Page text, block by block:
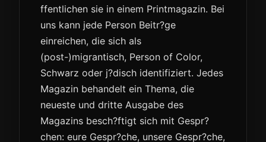
ffentlichen sie in einem Printmagazin. Bei
uns kann jede Person Beitr?ge
einreichen, die sich als
(post-)migrantisch, Person of Color,
Schwarz oder j?disch identifiziert. Jedes
Magazin behandelt ein Thema, die
neueste und dritte Ausgabe des
Magazins besch?ftigt sich mit Gespr?
chen: eure Gespr?che, unsere Gespr?che,